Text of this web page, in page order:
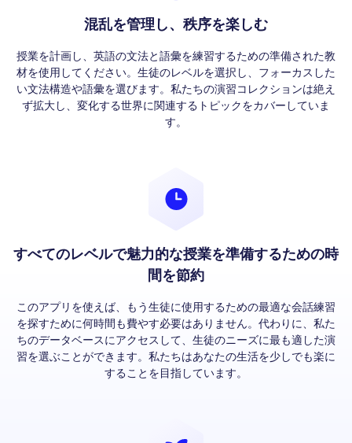
混乱を管理し、秩序を楽しむ
授業を計画し、英語の文法と語彙を練習するための準備された教
材を使用してください。生徒のレベルを選択し、フォーカスした
い文法構造や語彙を選びます。私たちの演習コレクションは絶え
ず拡大し、変化する世界に関連するトピックをカバーしていま
す。
すべてのレベルで魅力的な授業を準備するための時
間を節約
このアプリを使えば、もう生徒に使用するための最適な会話練習
を探すために何時間も費やす必要はありません。代わりに、私た
ちのデータベースにアクセスして、生徒のニーズに最も適した演
習を選ぶことができます。私たちはあなたの生活を少しでも楽に
することを目指しています。